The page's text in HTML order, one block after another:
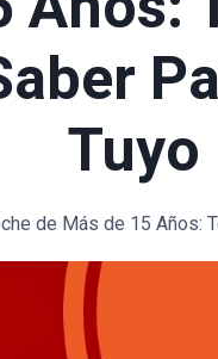
Tuyo
de Más de 15 Años: